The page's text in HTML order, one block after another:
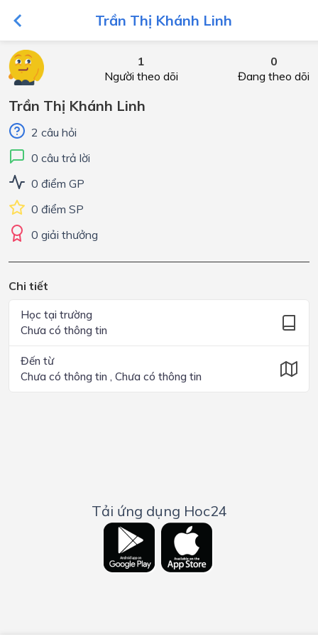
Trần Thị Khánh Linh
1
Người theo dõi
0
Đang theo dõi
Trần Thị Khánh Linh
2 câu hỏi
0 câu trả lời
0 điểm GP
0 điểm SP
0 giải thưởng
Chi tiết
Học tại trường
Chưa có thông tin
Đến từ
Chưa có thông tin , Chưa có thông tin
Tải ứng dụng Hoc24